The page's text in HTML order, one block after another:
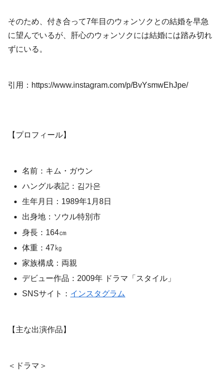
そのため、付き合って7年目のウォンソクとの結婚を早急
に望んでいるが、肝心のウォンソクには結婚には踏み切れ
ずにいる。
引用：https://www.instagram.com/p/BvYsmwEhJpe/
【プロフィール】
名前：キム・ガウン
ハングル表記：김가은
生年月日：1989年1月8日
出身地：ソウル特別市
身長：164㎝
体重：47㎏
家族構成：両親
デビュー作品：2009年 ドラマ「スタイル」
SNSサイト： インスタグラム
【主な出演作品】
＜ドラマ＞